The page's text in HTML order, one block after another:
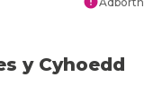
y Cyhoedd